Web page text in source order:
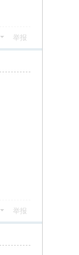
举报
举报